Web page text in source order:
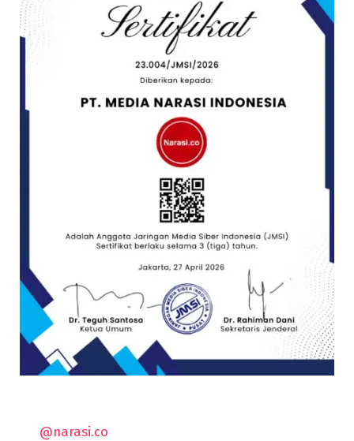
@narasi.co